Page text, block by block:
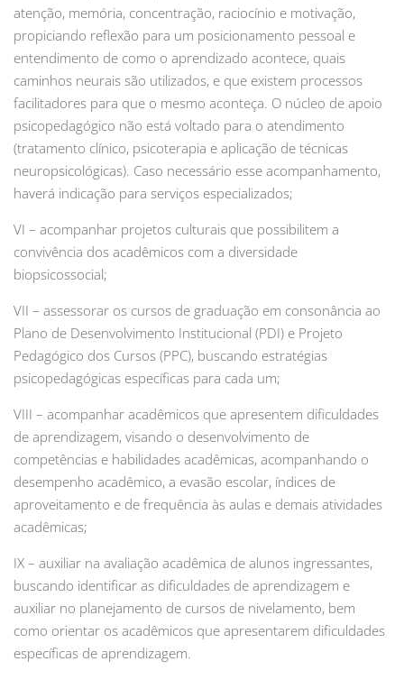
atenção, memória, concentração, raciocínio e motivação,
propiciando reflexão para um posicionamento pessoal e
entendimento de como o aprendizado acontece, quais
caminhos neurais são utilizados, e que existem processos
facilitadores para que o mesmo aconteça. O núcleo de apoio
psicopedagógico não está voltado para o atendimento
(tratamento clínico, psicoterapia e aplicação de técnicas
neuropsicológicas). Caso necessário esse acompanhamento,
haverá indicação para serviços especializados;
VI – acompanhar projetos culturais que possibilitem a
convivência dos acadêmicos com a diversidade
biopsicossocial;
VII – assessorar os cursos de graduação em consonância ao
Plano de Desenvolvimento Institucional (PDI) e Projeto
Pedagógico dos Cursos (PPC), buscando estratégias
psicopedagógicas específicas para cada um;
VIII – acompanhar acadêmicos que apresentem dificuldades
de aprendizagem, visando o desenvolvimento de
competências e habilidades acadêmicas, acompanhando o
desempenho acadêmico, a evasão escolar, índices de
aproveitamento e de frequência às aulas e demais atividades
acadêmicas;
IX – auxiliar na avaliação acadêmica de alunos ingressantes,
buscando identificar as dificuldades de aprendizagem e
auxiliar no planejamento de cursos de nivelamento, bem
como orientar os acadêmicos que apresentarem dificuldades
específicas de aprendizagem.